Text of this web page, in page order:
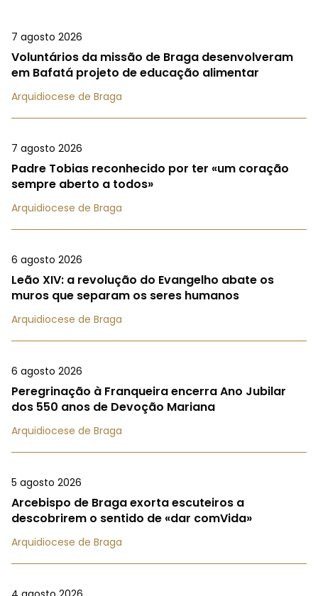
7 agosto 2026
Voluntários da missão de Braga desenvolveram
em Bafatá projeto de educação alimentar
Arquidiocese de Braga
7 agosto 2026
Padre Tobias reconhecido por ter «um coração
sempre aberto a todos»
Arquidiocese de Braga
6 agosto 2026
Leão XIV: a revolução do Evangelho abate os
muros que separam os seres humanos
Arquidiocese de Braga
6 agosto 2026
Peregrinação à Franqueira encerra Ano Jubilar
dos 550 anos de Devoção Mariana
Arquidiocese de Braga
5 agosto 2026
Arcebispo de Braga exorta escuteiros a
descobrirem o sentido de «dar comVida»
Arquidiocese de Braga